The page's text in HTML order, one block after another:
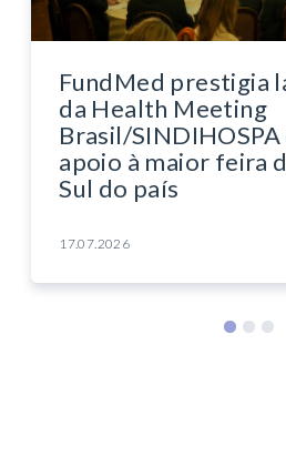
FundMed prestigia
da Health Meeting
Brasil/
apoio à maior feira
Sul do país
17.07.2026